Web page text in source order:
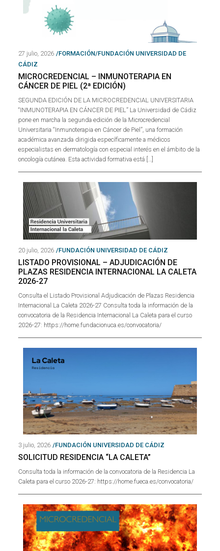
27 julio, 2026 /FORMACIÓN/FUNDACIÓN UNIVERSIDAD DE
CÁDIZ
MICROCREDENCIAL – INMUNOTERAPIA EN
CÁNCER DE PIEL (2ª EDICIÓN)
SEGUNDA EDICIÓN DE LA MICROCREDENCIAL UNIVERSITARIA
“INMUNOTERAPIA EN CÁNCER DE PIEL” La Universidad de Cádiz
pone en marcha la segunda edición de la Microcredencial
Universitaria “Inmunoterapia en Cáncer de Piel”, una formación
académica avanzada dirigida específicamente a médicos
especialistas en dermatología con especial interés en el ámbito de la
oncología cutánea. Esta actividad formativa está […]
20 julio, 2026 /FUNDACIÓN UNIVERSIDAD DE CÁDIZ
LISTADO PROVISIONAL – ADJUDICACIÓN DE
PLAZAS RESIDENCIA INTERNACIONAL LA CALETA
2026-27
Consulta el Listado Provisional Adjudicación de Plazas Residencia
Internacional La Caleta 2026-27 Consulta toda la información de la
convocatoria de la Residencia Internacional La Caleta para el curso
2026-27: https://home.fundacionuca.es/convocatoria/
3 julio, 2026 /FUNDACIÓN UNIVERSIDAD DE CÁDIZ
SOLICITUD RESIDENCIA “LA CALETA”
Consulta toda la información de la convocatoria de la Residencia La
Caleta para el curso 2026-27: https://home.fueca.es/convocatoria/